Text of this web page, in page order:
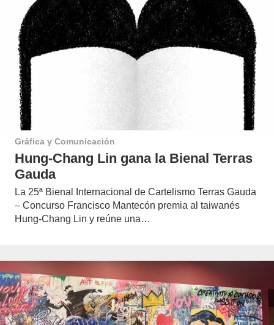
Gráfica y Comunicación
Hung-Chang Lin gana la Bienal Terras
Gauda
La 25ª Bienal Internacional de Cartelismo Terras Gauda
– Concurso Francisco Mantecón premia al taiwanés
Hung-Chang Lin y reúne una…